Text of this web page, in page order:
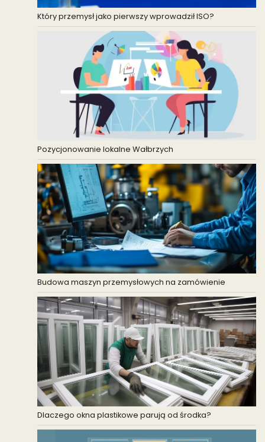
Który przemysł jako pierwszy wprowadził ISO?
Pozycjonowanie lokalne Wałbrzych
Budowa maszyn przemysłowych na zamówienie
Dlaczego okna plastikowe parują od środka?